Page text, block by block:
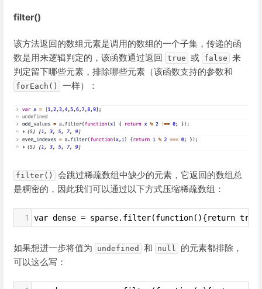
filter()
该方法返回的数组元素是调用的数组的一个子集，传递的函
数是用来逻辑判定的，该函数通过返回
true 或 false 来
判定留下哪些元素，排除哪些元素（该函数支持的参数和
forEach() 一样）：
filter()
会跳过稀疏数组中缺少的元素，它返回的数组总
是稠密的，因此我们可以通过以下方式压缩稀疏数组：
1 var dense = sparse.filter(function(){return
如果想进一步将值为 undefined 和 null
的元素都排除，
可以这么写：